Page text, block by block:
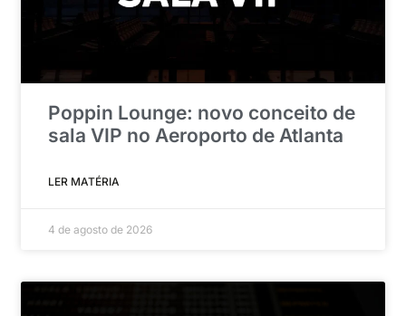
Poppin Lounge: novo conceito de
sala VIP no Aeroporto de Atlanta
LER MATÉRIA
4 de agosto de 2026